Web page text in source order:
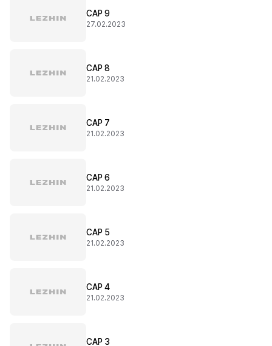
CAP 9
27.02.2023
CAP 8
21.02.2023
CAP 7
21.02.2023
CAP 6
21.02.2023
CAP 5
21.02.2023
CAP 4
21.02.2023
CAP 3